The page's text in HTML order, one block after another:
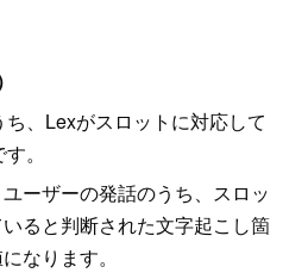
、Lexがスロットに対応して
。
ーザーの発話のうち、スロッ
ると判断された文字起こし箇
なります。